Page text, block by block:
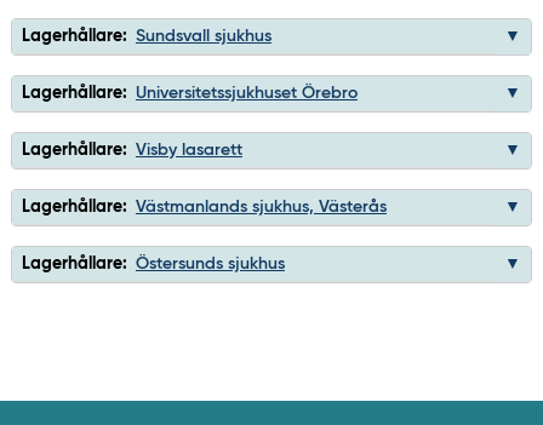
Lagerhållare: Sundsvall sjukhus
Lagerhållare: Universitetssjukhuset Örebro
Lagerhållare: Visby lasarett
Lagerhållare: Västmanlands sjukhus, Västerås
Lagerhållare: Östersunds sjukhus